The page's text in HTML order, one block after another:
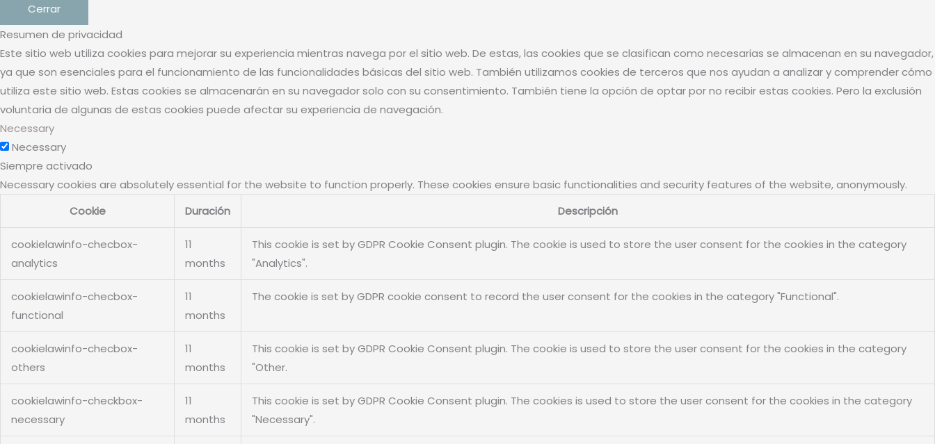
Cerrar
Resumen de privacidad
Este sitio web utiliza cookies para mejorar su experiencia mientras navega por el sitio web. De estas, las cookies que se clasifican como necesarias se almacenan en su navegador,
ya que son esenciales para el funcionamiento de las funcionalidades básicas del sitio web. También utilizamos cookies de terceros que nos ayudan a analizar y comprender cómo
utiliza este sitio web. Estas cookies se almacenarán en su navegador solo con su consentimiento. También tiene la opción de optar por no recibir estas cookies. Pero la exclusión
voluntaria de algunas de estas cookies puede afectar su experiencia de navegación.
Necessary
Necessary
Siempre activado
Necessary cookies are absolutely essential for the website to function properly. These cookies ensure basic functionalities and security features of the website, anonymously.
Cookie
Duración Descripción
cookielawinfo-checbox-
analytics
11
months
This cookie is set by GDPR Cookie Consent plugin. The cookie is used to store the user consent for the cookies in the category
"Analytics".
cookielawinfo-checbox-
functional
11
months
The cookie is set by GDPR cookie consent to record the user consent for the cookies in the category "Functional".
cookielawinfo-checbox-
others
11
months
This cookie is set by GDPR Cookie Consent plugin. The cookie is used to store the user consent for the cookies in the category
"Other.
cookielawinfo-checkbox-
necessary
11
months
This cookie is set by GDPR Cookie Consent plugin. The cookies is used to store the user consent for the cookies in the category
"Necessary".